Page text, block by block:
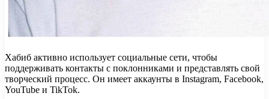
Хабиб активно использует социальные сети, чтобы
поддерживать контакты с поклонниками и представлять свой
творческий процесс. Он имеет аккаунты в Instagram, Facebook,
YouTube и TikTok.